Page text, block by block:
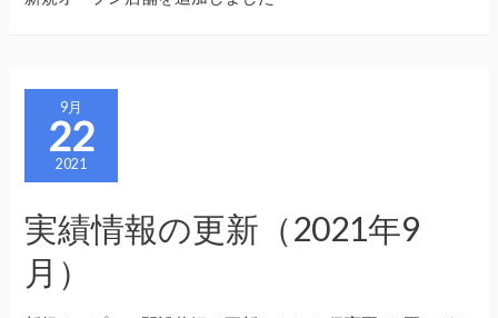
9月
22
2021
実績情報の更新（2021年9
月）